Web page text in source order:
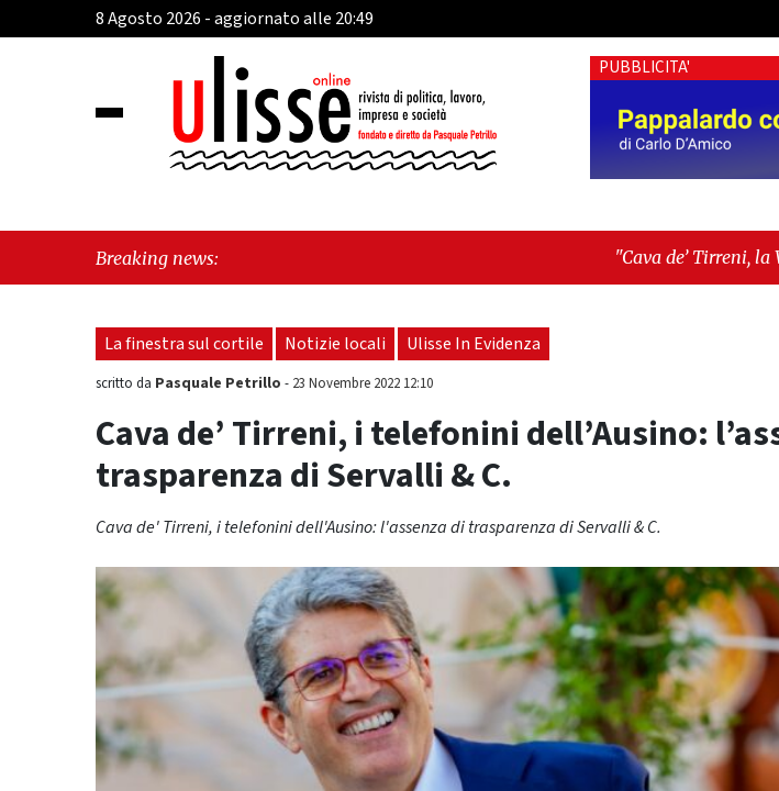
8 Agosto 2026 - aggiornato alle 20:49
PUBBLICITA'
Breaking news: "Cava de’ Tirreni, la Villa Vecchia oltre i
sull'ultima seduta consiliare: “Serve
La finestra sul cortile Notizie locali Ulisse In Evidenza
scritto da Pasquale Petrillo - 23 Novembre 2022 12:10
Cava de’ Tirreni, i telefonini dell’Ausino:
trasparenza di Servalli & C.
Cava de' Tirreni, i telefonini dell'Ausino: l'assenza di trasparenza di Servalli & C.